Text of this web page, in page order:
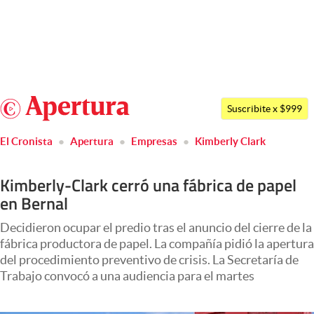
Argentina
México
Colombia
Members
Economía y Política
Mercados Online
Columnistas
Suscribite x $999
El Cronista Apertura Empresas Kimberly Clark
Kimberly-Clark cerró una fábrica de papel
en Bernal
Decidieron ocupar el predio tras el anuncio del cierre de la
fábrica productora de papel. La compañía pidió la apertura
del procedimiento preventivo de crisis. La Secretaría de
Trabajo convocó a una audiencia para el martes